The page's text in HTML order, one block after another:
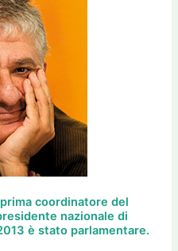
coordinatore del
nazionale di
è stato parlamentare.